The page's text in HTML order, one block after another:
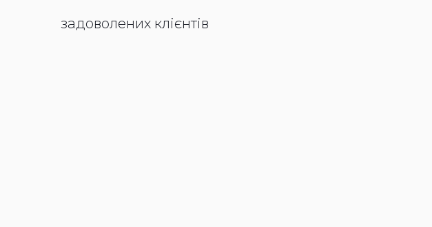
задоволених клієнтів